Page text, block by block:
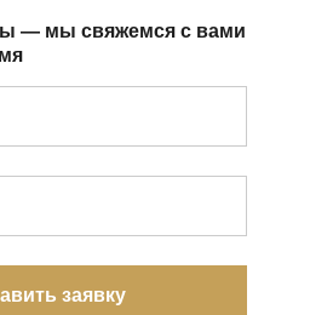
— мы свяжемся с вами